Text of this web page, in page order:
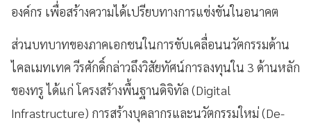
องค์กร เพื่อสร้างความได้เปรียบทางการแข่งขันในอนาคต
ส่วนบทบาทของภาคเอกชนในการขับเคลื่อนนวัตกรรมด้าน
ไคลเมทเทค วีรศักดิ์กล่าวถึงวิสัยทัศน์การลงทุนใน 3 ด้านหลัก
ของทรู ได้แก่ โครงสร้างพื้นฐานดิจิทัล (Digital
Infrastructure) การสร้างบุคลากรและนวัตกรรมใหม่ (De-